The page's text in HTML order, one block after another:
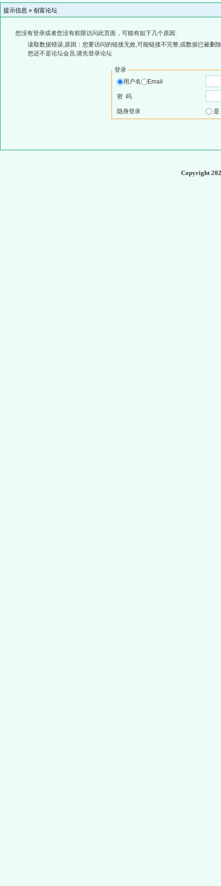
提示信息 » 创富论坛
您没有登录或者您没有权限访问此页面，可能有如下几个原因:
读取数据错误,原因：您要访问的链接无效,可能链接不完整,或数据已被删
您还不是论坛会员,请先登录论坛
登录
用户名
Email
密 码
隐身登录
Copyright